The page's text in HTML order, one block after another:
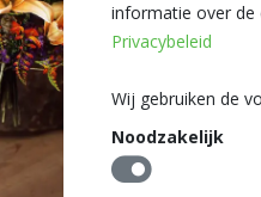
informatie over de
Privacybeleid
Wij gebruiken de
Noodzakelijk